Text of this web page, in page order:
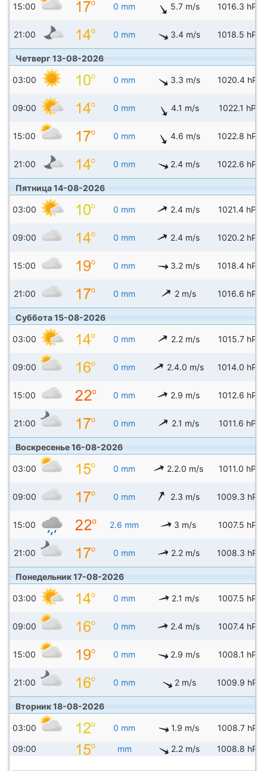
15:00 0 mm 5.7 m/s 1016.3 hPa
21:00 0 mm 3.4 m/s 1018.5 hPa
Четверг 13-08-2026
03:00 0 mm 3.3 m/s 1020.4 hPa
09:00 0 mm 4.1 m/s 1022.1 hPa
15:00 0 mm 4.6 m/s 1022.8 hPa
21:00 0 mm 2.4 m/s 1022.6 hPa
Пятница 14-08-2026
03:00 0 mm 2.4 m/s 1021.4 hPa
09:00 0 mm 2.4 m/s 1020.2 hPa
15:00 0 mm 3.2 m/s 1018.4 hPa
21:00 0 mm 2 m/s 1016.6 hPa
Суббота 15-08-2026
03:00 0 mm 2.2 m/s 1015.7 hPa
09:00 0 mm 2.4.0 m/s 1014.0 hPa
15:00 0 mm 2.9 m/s 1012.6 hPa
21:00 0 mm 2.1 m/s 1011.6 hPa
Воскресенье 16-08-2026
03:00 0 mm 2.2.0 m/s 1011.0 hPa
09:00 0 mm 2.3 m/s 1009.3 hPa
15:00 2.6 mm 3 m/s 1007.5 hPa
21:00 0 mm 2.2 m/s 1008.3 hPa
Понедельник 17-08-2026
03:00 0 mm 2.1 m/s 1007.5 hPa
09:00 0 mm 2.4 m/s 1007.4 hPa
15:00 0 mm 2.9 m/s 1008.1 hPa
21:00 0 mm 2 m/s 1009.9 hPa
Вторник 18-08-2026
03:00 0 mm 1.9 m/s 1008.7 hPa
09:00 mm 2.2 m/s 1008.8 hPa